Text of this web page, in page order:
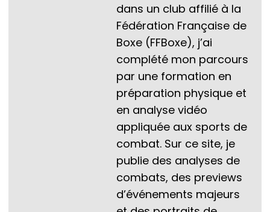
dans un club affilié à la
Fédération Française de
Boxe (FFBoxe), j’ai
complété mon parcours
par une formation en
préparation physique et
en analyse vidéo
appliquée aux sports de
combat. Sur ce site, je
publie des analyses de
combats, des previews
d’événements majeurs